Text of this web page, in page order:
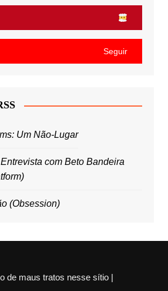
Seguir
Um Não-Lugar
com Beto Bandeira
(Obsession)
de maus tratos nesse sítio |